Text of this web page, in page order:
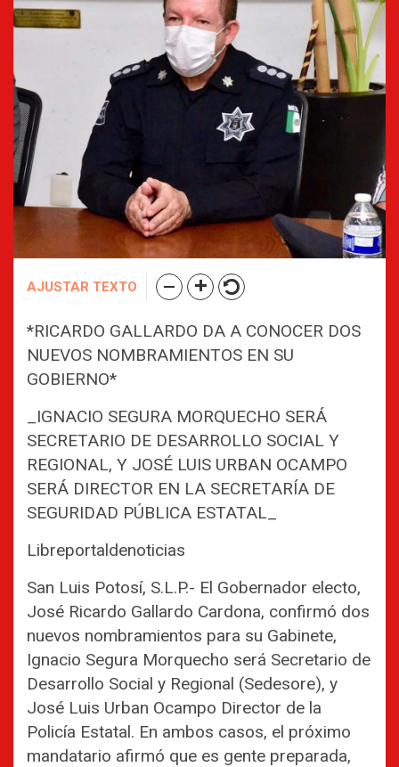
AJUSTAR TEXTO
*RICARDO GALLARDO DA A CONOCER DOS
NUEVOS NOMBRAMIENTOS EN SU
GOBIERNO*
_IGNACIO SEGURA MORQUECHO SERÁ
SECRETARIO DE DESARROLLO SOCIAL Y
REGIONAL, Y JOSÉ LUIS URBAN OCAMPO
SERÁ DIRECTOR EN LA SECRETARÍA DE
SEGURIDAD PÚBLICA ESTATAL_
Libreportaldenoticias
San Luis Potosí, S.L.P.- El Gobernador electo,
José Ricardo Gallardo Cardona, confirmó dos
nuevos nombramientos para su Gabinete,
Ignacio Segura Morquecho será Secretario de
Desarrollo Social y Regional (Sedesore), y
José Luis Urban Ocampo Director de la
Policía Estatal. En ambos casos, el próximo
mandatario afirmó que es gente preparada,